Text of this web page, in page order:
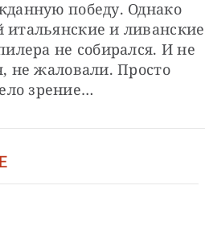
победу. Однако
и ливанские
не собирался. И не
не жаловали. Просто
зрение…